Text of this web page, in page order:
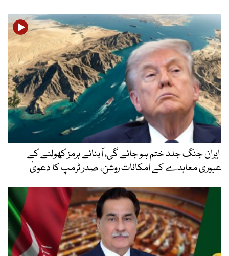
ایران جنگ جلد ختم ہو جائے گی، آبنائے ہرمز کھولنے کے
عبوری معاہدے کے امکانات روشن، صدر ٹرمپ کا دعویٰ